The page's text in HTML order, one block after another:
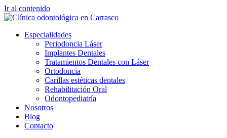
Ir al contenido
Especialidades
Periodoncia Láser
Implantes Dentales
Tratamientos Dentales con Láser
Ortodoncia
Carillas estéticas dentales
Rehabilitación Oral
Odontopediatría
Nosotros
Blog
Contacto